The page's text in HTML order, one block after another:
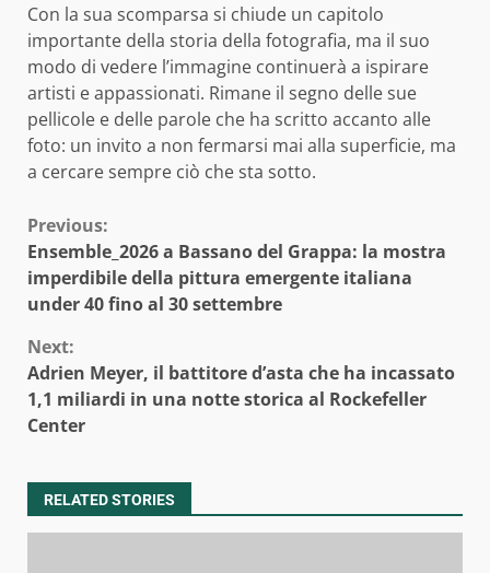
Con la sua scomparsa si chiude un capitolo
importante della storia della fotografia, ma il suo
modo di vedere l’immagine continuerà a ispirare
artisti e appassionati. Rimane il segno delle sue
pellicole e delle parole che ha scritto accanto alle
foto: un invito a non fermarsi mai alla superficie, ma
a cercare sempre ciò che sta sotto.
Continue
Reading
Previous:
Ensemble_2026 a Bassano del Grappa: la mostra
imperdibile della pittura emergente italiana
under 40 fino al 30 settembre
Next:
Adrien Meyer, il battitore d’asta che ha incassato
1,1 miliardi in una notte storica al Rockefeller
Center
RELATED STORIES